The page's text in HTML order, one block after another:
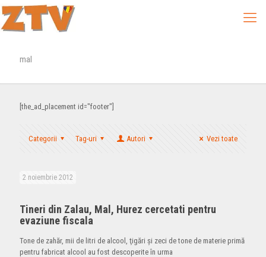
mal
[the_ad_placement id="footer"]
Categorii Tag-uri Autori Vezi toate
2 noiembrie 2012
Tineri din Zalau, Mal, Hurez cercetati pentru
evaziune fiscala
Tone de zahăr, mii de litri de alcool, ţigări şi zeci de tone de materie primă
pentru fabricat alcool au fost descoperite în urma